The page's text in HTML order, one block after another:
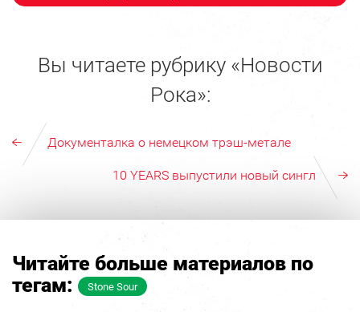
Вы читаете рубрику «Новости
Рока»:
Документалка о немецком трэш-метале
10 YEARS выпустили новый сингл
Читайте больше материалов по
тегам:
Stone Sour